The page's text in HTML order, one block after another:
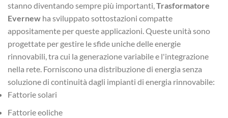
stanno diventando sempre più importanti,Trasformatore
Evernew ha sviluppato sottostazioni compatte
appositamente per queste applicazioni. Queste unità sono
progettate per gestire le sfide uniche delle energie
rinnovabili, tra cui la generazione variabile e l'integrazione
nella rete. Forniscono una distribuzione di energia senza
soluzione di continuità dagli impianti di energia rinnovabile:
Fattorie solari
Fattorie eoliche